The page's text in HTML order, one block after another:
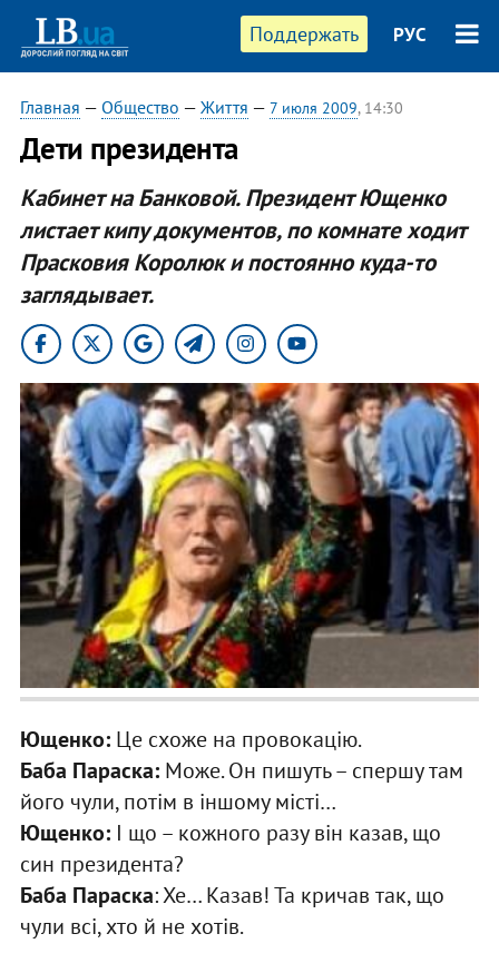
Поддержать РУС
Главная — Общество — Життя — 7 июля 2009, 14:30
Дети президента
Кабинет на Банковой. Президент Ющенко
листает кипу документов, по комнате ходит
Прасковия Королюк и постоянно куда-то
заглядывает.
Ющенко:Це схоже на провокацію.
Баба Параска:Може. Он пишуть – спершу там
його чули, потім в іншому місті…
Ющенко:І що – кожного разу він казав, що
син президента?
Баба Параска: Хе… Казав! Та кричав так, що
чули всі, хто й не хотів.